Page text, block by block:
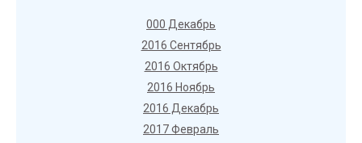
000 Декабрь
2016 Сентябрь
2016 Октябрь
2016 Ноябрь
2016 Декабрь
2017 Февраль